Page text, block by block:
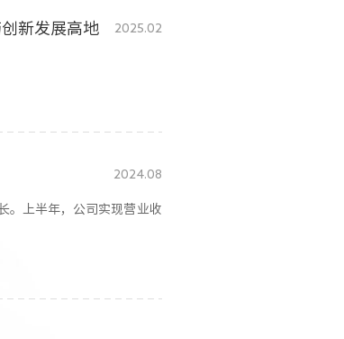
新发展高地 2025.02
2024.08
。上半年，公司实现营业收